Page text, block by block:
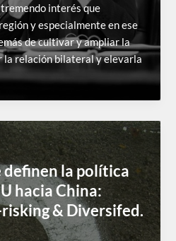
interés que
y especialmente en ese
de cultivar y ampliar la
la relación bilateral y elevarla
definen la política
hacia China:
& Diversifed.